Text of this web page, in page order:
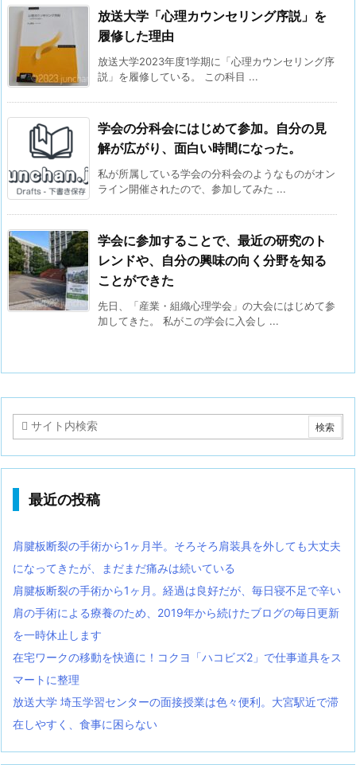
放送大学「心理カウンセリング序説」を
履修した理由
放送大学2023年度1学期に「心理カウンセリング序
説」を履修している。 この科目 ...
学会の分科会にはじめて参加。自分の見
解が広がり、面白い時間になった。
私が所属している学会の分科会のようなものがオン
ライン開催されたので、参加してみた ...
学会に参加することで、最近の研究のト
レンドや、自分の興味の向く分野を知る
ことができた
先日、「産業・組織心理学会」の大会にはじめて参
加してきた。 私がこの学会に入会し ...
最近の投稿
肩腱板断裂の手術から1ヶ月半。そろそろ肩装具を外しても大丈夫
になってきたが、まだまだ痛みは続いている
肩腱板断裂の手術から1ヶ月。経過は良好だが、毎日寝不足で辛い
肩の手術による療養のため、2019年から続けたブログの毎日更新
を一時休止します
在宅ワークの移動を快適に！コクヨ「ハコビズ2」で仕事道具をス
マートに整理
放送大学 埼玉学習センターの面接授業は色々便利。大宮駅近で滞
在しやすく、食事に困らない